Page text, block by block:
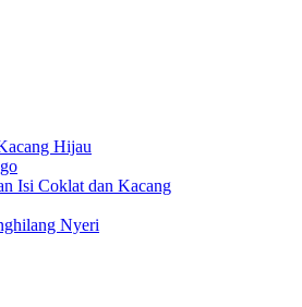
Hijau
Isi Coklat dan Kacang
Nyeri